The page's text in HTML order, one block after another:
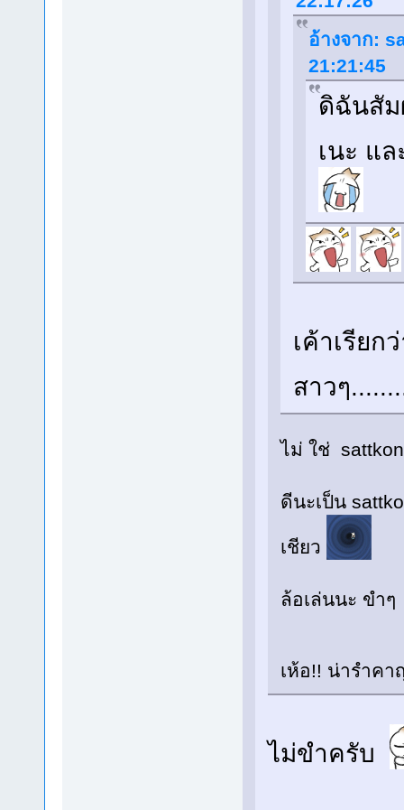
อ้างจาก:
21:21:45
ดิฉันสัม
เนะ แ
เค้าเรีย
สาวๆ
ไม่ ใช่
ดีนะเป็น
เชียว
ล้อเล่นนะ ขำๆ
เห้อ!! น่ารำคา
ไม่ขำครับ